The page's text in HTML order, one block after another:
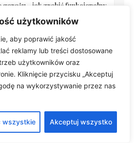
użytkowników
aby poprawić jakość
reklamy lub treści dostosowane
użytkowników oraz
Kliknięcie przycisku „Akceptuj
na wykorzystywanie przez nas
wszystkie Akceptuj wszystko
garażu - jak zrobić funkcjonalny
Oto ukryte przesłanie Twojej